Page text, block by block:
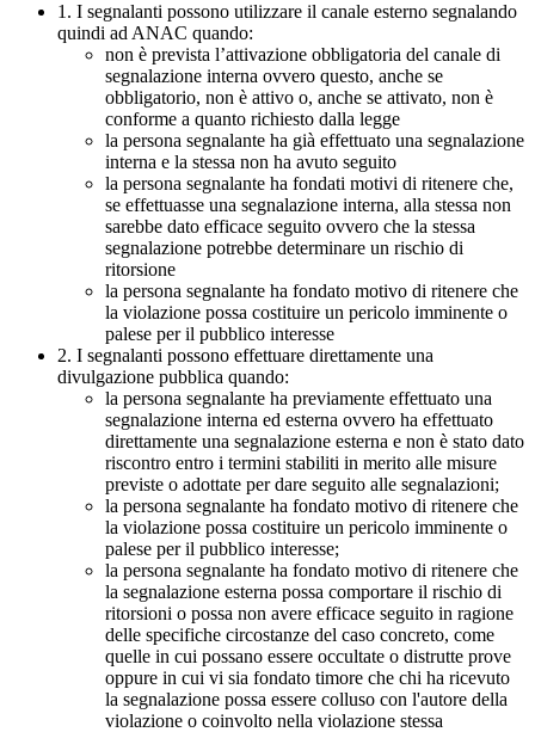
1. I segnalanti possono utilizzare il canale esterno segnalando
quindi ad ANAC quando:
non è prevista l’attivazione obbligatoria del canale di
segnalazione interna ovvero questo, anche se
obbligatorio, non è attivo o, anche se attivato, non è
conforme a quanto richiesto dalla legge
la persona segnalante ha già effettuato una segnalazione
interna e la stessa non ha avuto seguito
la persona segnalante ha fondati motivi di ritenere che,
se effettuasse una segnalazione interna, alla stessa non
sarebbe dato efficace seguito ovvero che la stessa
segnalazione potrebbe determinare un rischio di
ritorsione
la persona segnalante ha fondato motivo di ritenere che
la violazione possa costituire un pericolo imminente o
palese per il pubblico interesse
2. I segnalanti possono effettuare direttamente una
divulgazione pubblica quando:
la persona segnalante ha previamente effettuato una
segnalazione interna ed esterna ovvero ha effettuato
direttamente una segnalazione esterna e non è stato dato
riscontro entro i termini stabiliti in merito alle misure
previste o adottate per dare seguito alle segnalazioni;
la persona segnalante ha fondato motivo di ritenere che
la violazione possa costituire un pericolo imminente o
palese per il pubblico interesse;
la persona segnalante ha fondato motivo di ritenere che
la segnalazione esterna possa comportare il rischio di
ritorsioni o possa non avere efficace seguito in ragione
delle specifiche circostanze del caso concreto, come
quelle in cui possano essere occultate o distrutte prove
oppure in cui vi sia fondato timore che chi ha ricevuto
la segnalazione possa essere colluso con l'autore della
violazione o coinvolto nella violazione stessa